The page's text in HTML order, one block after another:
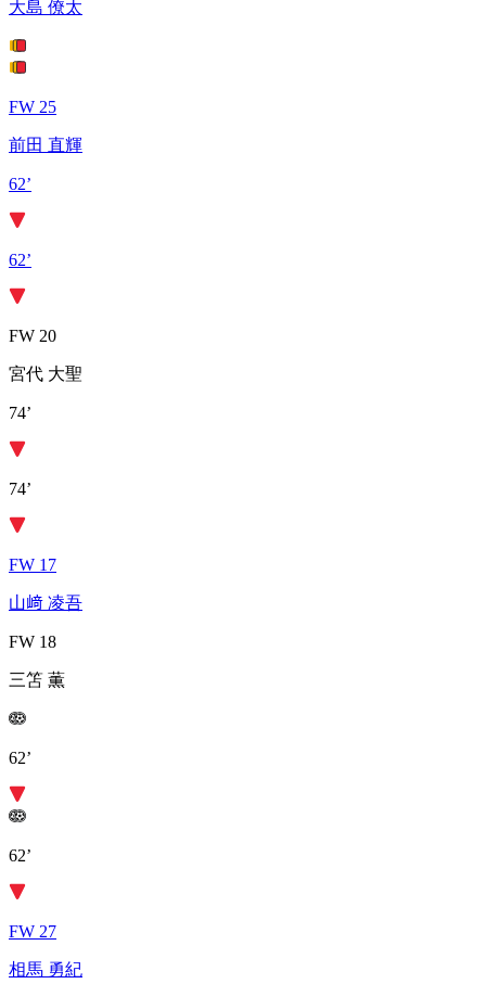
大島 僚太
FW 25
前田 直輝
62’
62’
FW 20
宮代 大聖
74’
74’
FW 17
山﨑 凌吾
FW 18
三笘 薫
62’
62’
FW 27
相馬 勇紀